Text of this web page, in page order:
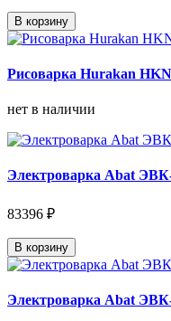
В корзину
Рисоварка Hurakan
нет в наличии
Электроварка Abat
83396 ₽
В корзину
Электроварка Abat